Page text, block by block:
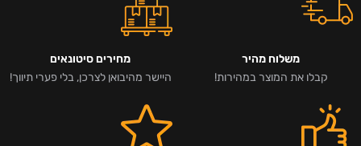
משלוח מהיר
קבלו את המוצר במהירות!
מחירים סיטונאים
היישר מהיבואן לצרכן, בלי פערי תיווך!